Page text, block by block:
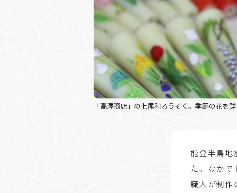
「高澤商店」の七尾和ろうそく。季節の花を
能登半島地
た。なかで
職人が制作